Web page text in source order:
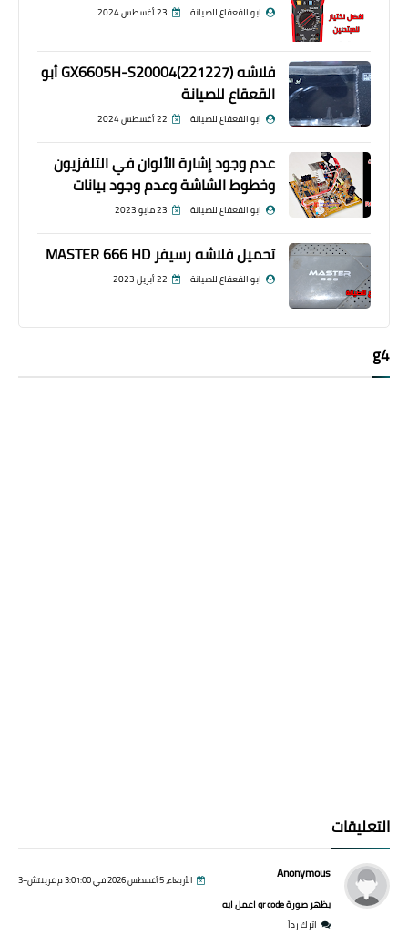
ابو القعقاع للصيانة 23 أغسطس 2024
فلاشه GX6605H-S20004(221227) أبو
القعقاع للصيانة
ابو القعقاع للصيانة 22 أغسطس 2024
عدم وجود إشارة الألوان في التلفزيون
وخطوط الشاشة وعدم وجود بيانات
ابو القعقاع للصيانة 23 مايو 2023
تحميل فلاشه رسيفر MASTER 666 HD
ابو القعقاع للصيانة 22 أبريل 2023
g4
التعليقات
Anonymous الأربعاء، 5 أغسطس 2026 في 3:01:00 م غرينتش+3
يظهر صورة qr code اعمل ايه
اترك رداً